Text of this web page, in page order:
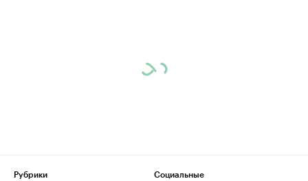
Рубрики
Социальные